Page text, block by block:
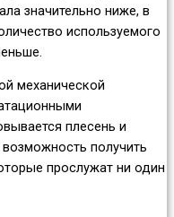
значительно ниже, в
используемого
механической
плесень и
получить
прослужат ни один